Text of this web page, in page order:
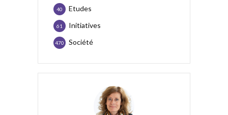
Etudes
40
Initiatives
61
Société
470